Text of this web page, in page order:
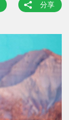
分享